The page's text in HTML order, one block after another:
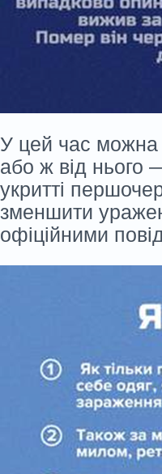
У цей час можна
або ж від нього
укритті
зменшити
офіційними